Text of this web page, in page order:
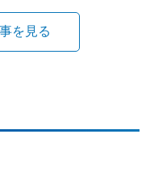
を見る